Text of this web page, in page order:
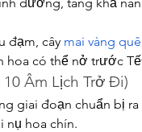
đạm, cây mai vàng
hoa có thể nở trước
Âm Lịch Trở Đi)
giai đoạn chuẩn bị
nụ hoa chín.